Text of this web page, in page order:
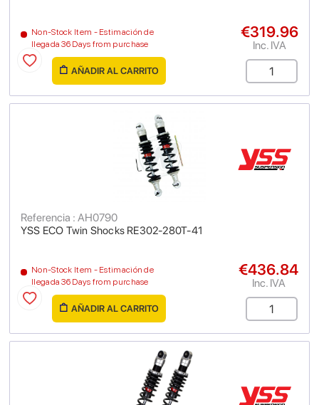
Non-Stock Item - Estimación de
llegada 36 Days from purchase
€319.96
Inc. IVA
AÑADIR AL CARRITO
YSS ECO Twin Shocks RE302-280T-41
Referencia : AH0790
Non-Stock Item - Estimación de
llegada 36 Days from purchase
€436.84
Inc. IVA
AÑADIR AL CARRITO